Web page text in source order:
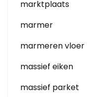
marktplaats
marmer
marmeren vloer
massief eiken
massief parket